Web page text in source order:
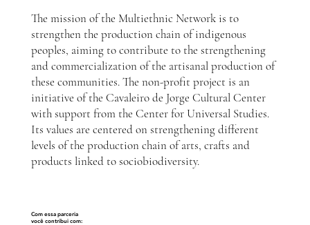
The mission of the Multiethnic Network is to
strengthen the production chain of indigenous
peoples, aiming to contribute to the strengthening
and commercialization of the artisanal production of
these communities. The non-profit project is an
initiative of the Cavaleiro de Jorge Cultural Center
with support from the Center for Universal Studies.
Its values are centered on strengthening different
levels of the production chain of arts, crafts and
products linked to sociobiodiversity.
Com essa parceria
você contribui com: